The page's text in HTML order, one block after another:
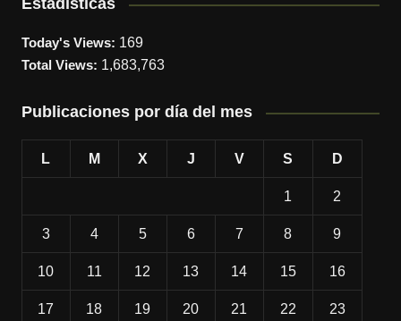
Estadísticas
Today's Views: 169
Total Views: 1,683,763
Publicaciones por día del mes
L M X J V S D
1 2
3 4 5 6 7 8 9
10 11 12 13 14 15 16
17 18 19 20 21 22 23